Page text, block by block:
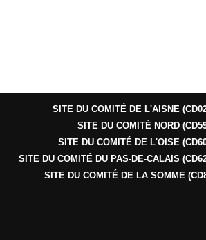
SITE DU COMITÉ DE L'AISNE
SITE DU COMITÉ NORD
SITE DU COMITÉ DE L'OISE
SITE DU COMITÉ DU PAS-DE-CALAIS
SITE DU COMITÉ DE LA SOMME